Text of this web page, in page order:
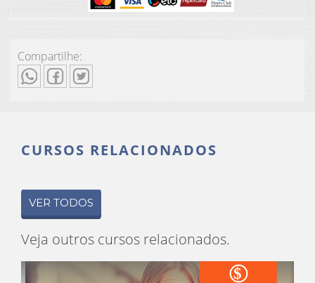
Compartilhe:
CURSOS RELACIONADOS
VER TODOS
Veja outros cursos relacionados.
$